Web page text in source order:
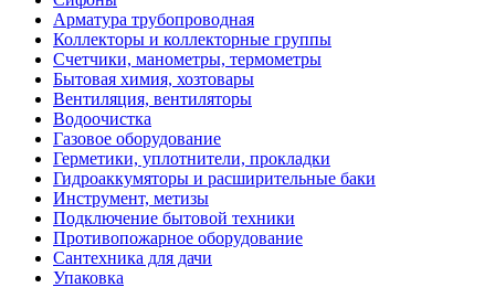
Арматура трубопроводная
Коллекторы и коллекторные группы
Счетчики, манометры, термометры
Бытовая химия, хозтовары
Вентиляция, вентиляторы
Водоочистка
Газовое оборудование
Герметики, уплотнители, прокладки
Гидроаккумяторы и расширительные баки
Инструмент, метизы
Подключение бытовой техники
Противопожарное оборудование
Сантехника для дачи
Упаковка